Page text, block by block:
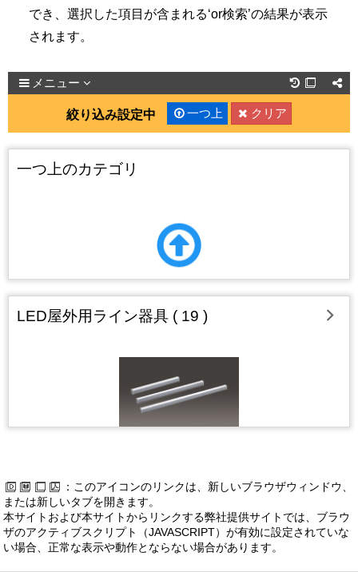
でき、選択した項目が含まれる‘or検索’の結果が表示
されます。
メニュー 
絞り込み設定中 一つ上 クリア
一つ上のカテゴリ
LED屋外用ライン器具 ( 19 )
：このアイコンのリンクは、新しいブラウザウィンドウ、
または新しいタブを開きます。
本サイトおよび本サイトからリンクする弊社提供サイトでは、ブラウ
ザのアクティブスクリプト（JAVASCRIPT）が有効に設定されていな
い場合、正常な表示や動作とならない場合があります。